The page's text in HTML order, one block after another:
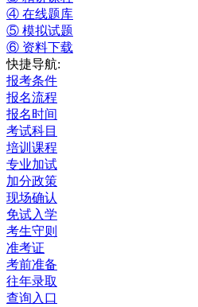
④ 在线题库
⑤ 模拟试题
⑥ 资料下载
快捷导航:
报考条件
报名流程
报名时间
考试科目
培训课程
专业加试
加分政策
现场确认
免试入学
考生守则
准考证
考前准备
往年录取
查询入口